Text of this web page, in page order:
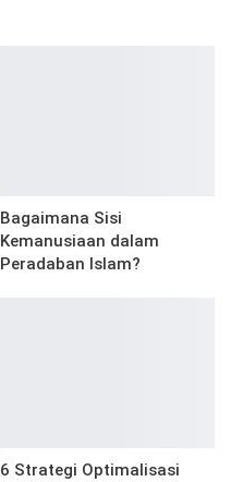
Bagaimana Sisi
Kemanusiaan dalam
Peradaban Islam?
6 Strategi Optimalisasi